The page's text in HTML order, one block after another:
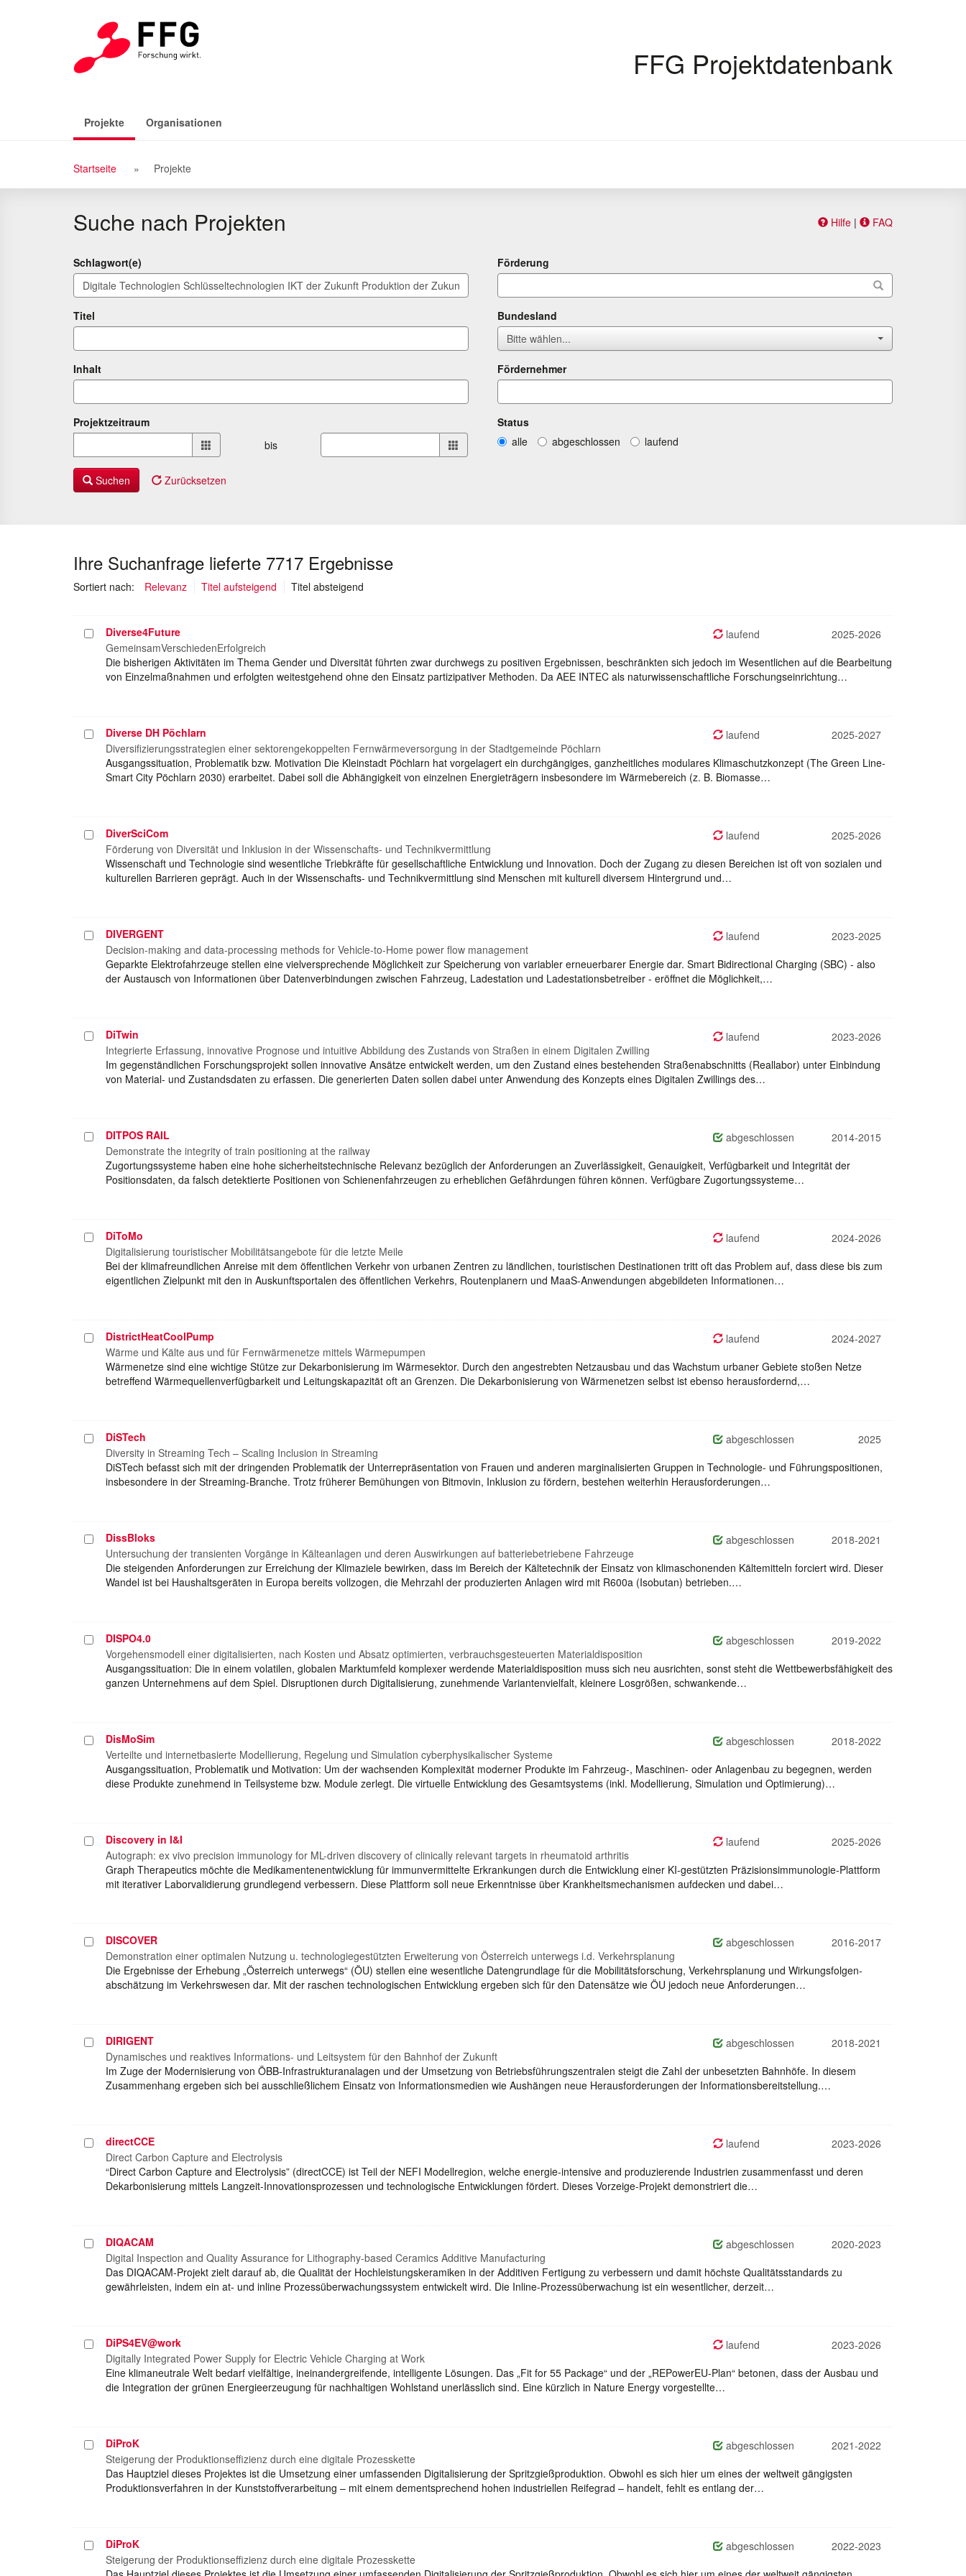
FFG Projektdatenbank
Projekte(aktiv)Organisationen
Breadcrumb
Navigation
Startseite Projekte
Suche nach Projekten Hilfe| FAQ
Schlagwort(e)
Titel
Inhalt
Projektzeitraum
von
bis
Förderung
Bundesland
Bitte wählen...
Fördernehmer
Status
alle
abgeschlossen laufend
Suchen Zurücksetzen
Ihre Suchanfrage lieferte 7717 Ergebnisse
Sortiert nach: Relevanz Titel aufsteigend Titel absteigend
Projekt
auswählen
Diverse4Future laufend
2025-2026
GemeinsamVerschiedenErfolgreich
Die bisherigen Aktivitäten im Thema Gender und Diversität führten zwar durchwegs zu positiven Ergebnissen, beschränkten sich jedoch im Wesentlichen auf die Bearbeitung
von Einzelmaßnahmen und erfolgten weitestgehend ohne den Einsatz partizipativer Methoden. Da AEE INTEC als naturwissenschaftliche Forschungseinrichtung…
Projekt
auswählen
Diverse DH Pöchlarn laufend
2025-2027
Diversifizierungsstrategien einer sektorengekoppelten Fernwärmeversorgung in der Stadtgemeinde Pöchlarn
Ausgangssituation, Problematik bzw. Motivation Die Kleinstadt Pöchlarn hat vorgelagert ein durchgängiges, ganzheitliches modulares Klimaschutzkonzept (The Green Line-
Smart City Pöchlarn 2030) erarbeitet. Dabei soll die Abhängigkeit von einzelnen Energieträgern insbesondere im Wärmebereich (z. B. Biomasse…
Projekt
auswählen
DiverSciCom laufend
2025-2026
Förderung von Diversität und Inklusion in der Wissenschafts- und Technikvermittlung
Wissenschaft und Technologie sind wesentliche Triebkräfte für gesellschaftliche Entwicklung und Innovation. Doch der Zugang zu diesen Bereichen ist oft von sozialen und
kulturellen Barrieren geprägt. Auch in der Wissenschafts- und Technikvermittlung sind Menschen mit kulturell diversem Hintergrund und…
Projekt
auswählen
DIVERGENT laufend
2023-2025
Decision-making and data-processing methods for Vehicle-to-Home power flow management
Geparkte Elektrofahrzeuge stellen eine vielversprechende Möglichkeit zur Speicherung von variabler erneuerbarer Energie dar. Smart Bidirectional Charging (SBC) - also
der Austausch von Informationen über Datenverbindungen zwischen Fahrzeug, Ladestation und Ladestationsbetreiber - eröffnet die Möglichkeit,…
Projekt
auswählen
DiTwin laufend
2023-2026
Integrierte Erfassung, innovative Prognose und intuitive Abbildung des Zustands von Straßen in einem Digitalen Zwilling
Im gegenständlichen Forschungsprojekt sollen innovative Ansätze entwickelt werden, um den Zustand eines bestehenden Straßenabschnitts (Reallabor) unter Einbindung
von Material- und Zustandsdaten zu erfassen. Die generierten Daten sollen dabei unter Anwendung des Konzepts eines Digitalen Zwillings des…
Projekt
auswählen
DITPOS RAIL abgeschlossen
2014-2015
Demonstrate the integrity of train positioning at the railway
Zugortungssysteme haben eine hohe sicherheitstechnische Relevanz bezüglich der Anforderungen an Zuverlässigkeit, Genauigkeit, Verfügbarkeit und Integrität der
Positionsdaten, da falsch detektierte Positionen von Schienenfahrzeugen zu erheblichen Gefährdungen führen können. Verfügbare Zugortungssysteme…
Projekt
auswählen
DiToMo laufend
2024-2026
Digitalisierung touristischer Mobilitätsangebote für die letzte Meile
Bei der klimafreundlichen Anreise mit dem öffentlichen Verkehr von urbanen Zentren zu ländlichen, touristischen Destinationen tritt oft das Problem auf, dass diese bis zum
eigentlichen Zielpunkt mit den in Auskunftsportalen des öffentlichen Verkehrs, Routenplanern und MaaS-Anwendungen abgebildeten Informationen…
Projekt
auswählen
DistrictHeatCoolPump laufend
2024-2027
Wärme und Kälte aus und für Fernwärmenetze mittels Wärmepumpen
Wärmenetze sind eine wichtige Stütze zur Dekarbonisierung im Wärmesektor. Durch den angestrebten Netzausbau und das Wachstum urbaner Gebiete stoßen Netze
betreffend Wärmequellenverfügbarkeit und Leitungskapazität oft an Grenzen. Die Dekarbonisierung von Wärmenetzen selbst ist ebenso herausfordernd,…
Projekt
auswählen
DiSTech abgeschlossen
2025
Diversity in Streaming Tech – Scaling Inclusion in Streaming
DiSTech befasst sich mit der dringenden Problematik der Unterrepräsentation von Frauen und anderen marginalisierten Gruppen in Technologie- und Führungspositionen,
insbesondere in der Streaming-Branche. Trotz früherer Bemühungen von Bitmovin, Inklusion zu fördern, bestehen weiterhin Herausforderungen…
Projekt
auswählen
DissBloks abgeschlossen
2018-2021
Untersuchung der transienten Vorgänge in Kälteanlagen und deren Auswirkungen auf batteriebetriebene Fahrzeuge
Die steigenden Anforderungen zur Erreichung der Klimaziele bewirken, dass im Bereich der Kältetechnik der Einsatz von klimaschonenden Kältemitteln forciert wird. Dieser
Wandel ist bei Haushaltsgeräten in Europa bereits vollzogen, die Mehrzahl der produzierten Anlagen wird mit R600a (Isobutan) betrieben.…
Projekt
auswählen
DISPO4.0 abgeschlossen
2019-2022
Vorgehensmodell einer digitalisierten, nach Kosten und Absatz optimierten, verbrauchsgesteuerten Materialdisposition
Ausgangssituation: Die in einem volatilen, globalen Marktumfeld komplexer werdende Materialdisposition muss sich neu ausrichten, sonst steht die Wettbewerbsfähigkeit des
ganzen Unternehmens auf dem Spiel. Disruptionen durch Digitalisierung, zunehmende Variantenvielfalt, kleinere Losgrößen, schwankende…
Projekt
auswählen
DisMoSim abgeschlossen
2018-2022
Verteilte und internetbasierte Modellierung, Regelung und Simulation cyberphysikalischer Systeme
Ausgangssituation, Problematik und Motivation: Um der wachsenden Komplexität moderner Produkte im Fahrzeug-, Maschinen- oder Anlagenbau zu begegnen, werden
diese Produkte zunehmend in Teilsysteme bzw. Module zerlegt. Die virtuelle Entwicklung des Gesamtsystems (inkl. Modellierung, Simulation und Optimierung)…
Projekt
auswählen
Discovery in I&I laufend
2025-2026
Autograph: ex vivo precision immunology for ML-driven discovery of clinically relevant targets in rheumatoid arthritis
Graph Therapeutics möchte die Medikamentenentwicklung für immunvermittelte Erkrankungen durch die Entwicklung einer KI-gestützten Präzisionsimmunologie-Plattform
mit iterativer Laborvalidierung grundlegend verbessern. Diese Plattform soll neue Erkenntnisse über Krankheitsmechanismen aufdecken und dabei…
Projekt
auswählen
DISCOVER abgeschlossen
2016-2017
Demonstration einer optimalen Nutzung u. technologiegestützten Erweiterung von Österreich unterwegs i.d. Verkehrsplanung
Die Ergebnisse der Erhebung „Österreich unterwegs“ (ÖU) stellen eine wesentliche Datengrundlage für die Mobilitätsforschung, Verkehrsplanung und Wirkungsfolgen-
abschätzung im Verkehrswesen dar. Mit der raschen technologischen Entwicklung ergeben sich für den Datensätze wie ÖU jedoch neue Anforderungen…
Projekt
auswählen
DIRIGENT abgeschlossen
2018-2021
Dynamisches und reaktives Informations- und Leitsystem für den Bahnhof der Zukunft
Im Zuge der Modernisierung von ÖBB-Infrastrukturanalagen und der Umsetzung von Betriebsführungszentralen steigt die Zahl der unbesetzten Bahnhöfe. In diesem
Zusammenhang ergeben sich bei ausschließlichem Einsatz von Informationsmedien wie Aushängen neue Herausforderungen der Informationsbereitstellung.…
Projekt
auswählen
directCCE laufend
2023-2026
Direct Carbon Capture and Electrolysis
“Direct Carbon Capture and Electrolysis” (directCCE) ist Teil der NEFI Modellregion, welche energie-intensive and produzierende Industrien zusammenfasst und deren
Dekarbonisierung mittels Langzeit-Innovationsprozessen und technologische Entwicklungen fördert. Dieses Vorzeige-Projekt demonstriert die…
Projekt
auswählen
DIQACAM abgeschlossen
2020-2023
Digital Inspection and Quality Assurance for Lithography-based Ceramics Additive Manufacturing
Das DIQACAM-Projekt zielt darauf ab, die Qualität der Hochleistungskeramiken in der Additiven Fertigung zu verbessern und damit höchste Qualitätsstandards zu
gewährleisten, indem ein at- und inline Prozessüberwachungssystem entwickelt wird. Die Inline-Prozessüberwachung ist ein wesentlicher, derzeit…
Projekt
auswählen
DiPS4EV@work laufend
2023-2026
Digitally Integrated Power Supply for Electric Vehicle Charging at Work
Eine klimaneutrale Welt bedarf vielfältige, ineinandergreifende, intelligente Lösungen. Das „Fit for 55 Package“ und der „REPowerEU-Plan“ betonen, dass der Ausbau und
die Integration der grünen Energieerzeugung für nachhaltigen Wohlstand unerlässlich sind. Eine kürzlich in Nature Energy vorgestellte…
Projekt
auswählen
DiProK abgeschlossen
2021-2022
Steigerung der Produktionseffizienz durch eine digitale Prozesskette
Das Hauptziel dieses Projektes ist die Umsetzung einer umfassenden Digitalisierung der Spritzgießproduktion. Obwohl es sich hier um eines der weltweit gängigsten
Produktionsverfahren in der Kunststoffverarbeitung – mit einem dementsprechend hohen industriellen Reifegrad – handelt, fehlt es entlang der…
Projekt
auswählen
DiProK abgeschlossen
2022-2023
Steigerung der Produktionseffizienz durch eine digitale Prozesskette